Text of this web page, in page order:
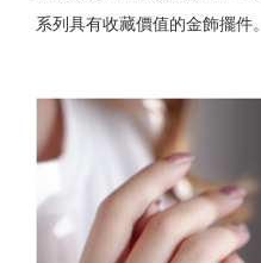
系列具有收藏價值的金飾擺件。